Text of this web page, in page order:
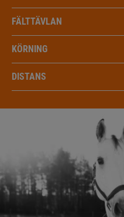
FÄLTTÄVLAN
KÖRNING
DISTANS